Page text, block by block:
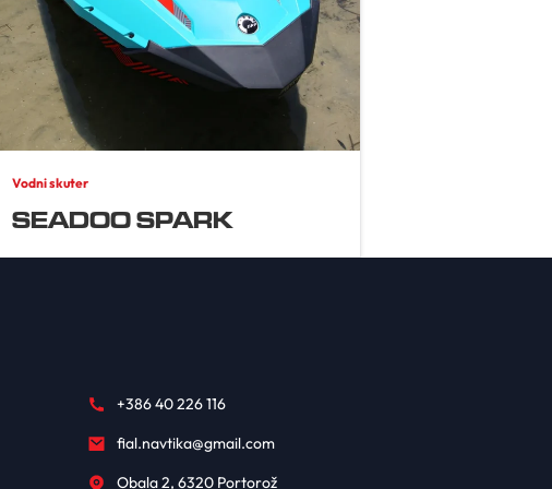
Vodni skuter
SEADOO SPARK
+386 40 226 116
fial.navtika@gmail.com
Obala 2, 6320 Portorož